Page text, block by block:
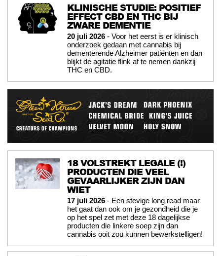
KLINISCHE STUDIE: POSITIEF
EFFECT CBD EN THC BIJ
ZWARE DEMENTIE
20 juli 2026 - Voor het eerst is er klinisch
onderzoek gedaan met cannabis bij
dementerende Alzheimer patiënten en dan
blijkt de agitatie flink af te nemen dankzij
THC en CBD.
18 VOLSTREKT LEGALE (!)
PRODUCTEN DIE VEEL
GEVAARLIJKER ZIJN DAN
WIET
17 juli 2026 - Een stevige long read maar
het gaat dan ook om je gezondheid die je
op het spel zet met deze 18 dagelijkse
producten die linkere soep zijn dan
cannabis ooit zou kunnen bewerkstelligen!